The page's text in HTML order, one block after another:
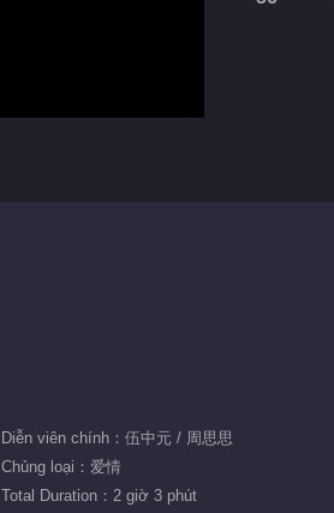
Diễn viên chính：伍中元 / 周思思
Chủng loại：爱情
Total Duration：2 giờ 3 phút